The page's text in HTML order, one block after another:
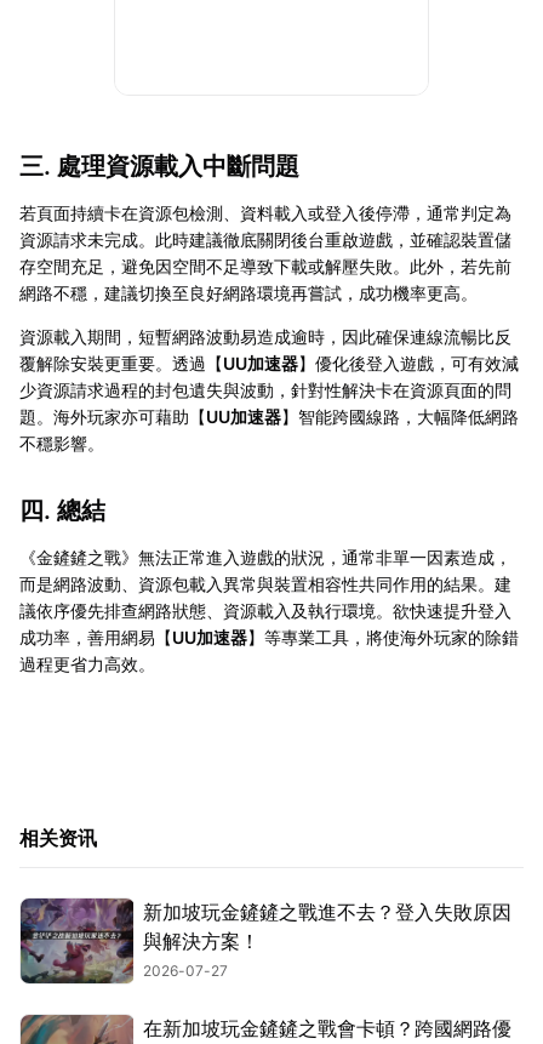
三. 處理資源載入中斷問題
若頁面持續卡在資源包檢測、資料載入或登入後停滯，通常判定為
資源請求未完成。此時建議徹底關閉後台重啟遊戲，並確認裝置儲
存空間充足，避免因空間不足導致下載或解壓失敗。此外，若先前
網路不穩，建議切換至良好網路環境再嘗試，成功機率更高。
資源載入期間，短暫網路波動易造成逾時，因此確保連線流暢比反
覆解除安裝更重要。透過【UU加速器】優化後登入遊戲，可有效減
少資源請求過程的封包遺失與波動，針對性解決卡在資源頁面的問
題。海外玩家亦可藉助【UU加速器】智能跨國線路，大幅降低網路
不穩影響。
四. 總結
《金鏟鏟之戰》無法正常進入遊戲的狀況，通常非單一因素造成，
而是網路波動、資源包載入異常與裝置相容性共同作用的結果。建
議依序優先排查網路狀態、資源載入及執行環境。欲快速提升登入
成功率，善用網易【UU加速器】等專業工具，將使海外玩家的除錯
過程更省力高效。
相关资讯
新加坡玩金鏟鏟之戰進不去？登入失敗原因
與解決方案！
2026-07-27
在新加坡玩金鏟鏟之戰會卡頓？跨國網路優